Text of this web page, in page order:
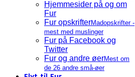
Hjemmesider på og om
Fur
Fur opskrifterMadopskrifter -
mest med muslinger
Fur på Facebook og
Twitter
Fur og andre øerMest om
de 26 andre små-øer